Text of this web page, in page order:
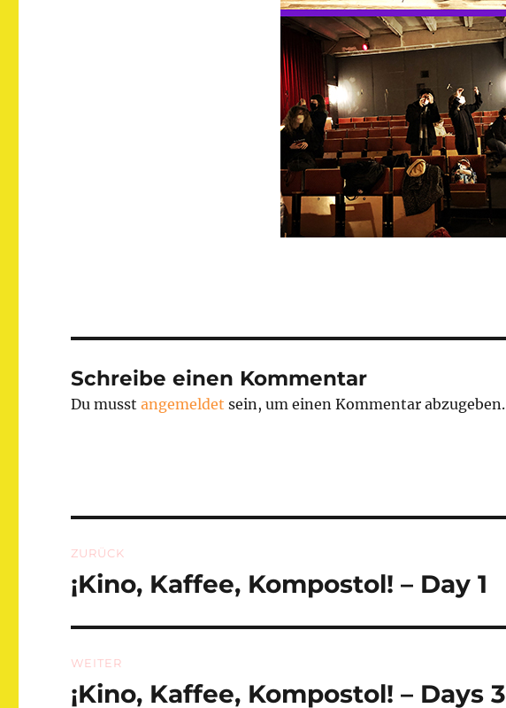
Schreibe einen Kommentar
Du musstangemeldet sein, um einen Kommentar abzugeben.
ZURÜCK
Vorheriger
¡Kino, Kaffee, Kompostol! – Day 1
WEITER
Nächster
¡Kino, Kaffee, Kompostol! – Days